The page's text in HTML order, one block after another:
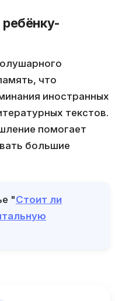
что
иностранных
текстов.
помогает
большие
"Стоит ли